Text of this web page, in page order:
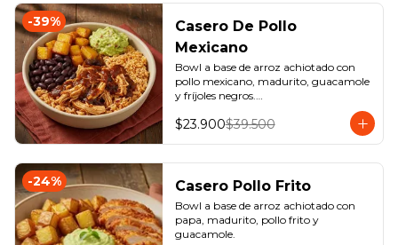
-39%
Casero De Pollo
Mexicano
Bowl a base de arroz achiotado con
pollo mexicano, madurito, guacamole
y fríjoles negros.
$23.900$39.500
-24% Casero Pollo Frito
Bowl a base de arroz achiotado con
papa, madurito, pollo frito y
guacamole.